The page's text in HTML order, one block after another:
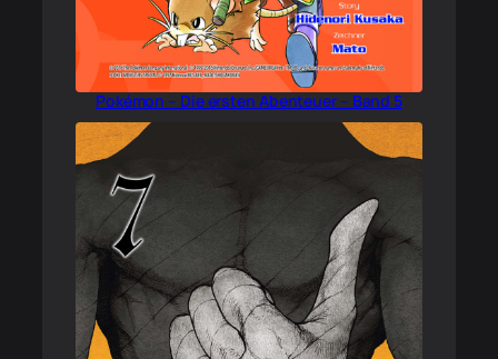
Pokémon – Die ersten Abenteuer – Band 5